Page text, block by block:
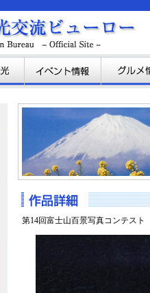
第14回富士山百景写真コンテスト